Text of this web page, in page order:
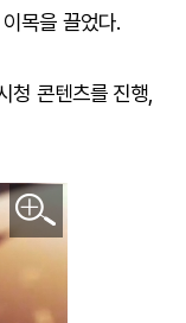
목을 끌었다.
청 콘텐츠를 진행,